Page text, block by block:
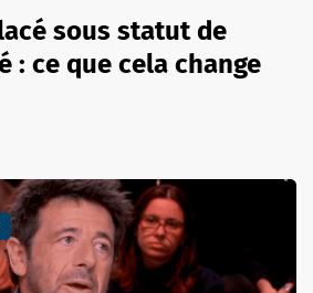
sous statut de
: ce que cela change